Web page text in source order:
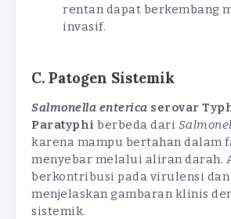
rentan dapat berkembang
invasif.
C. Patogen Sistemik
Salmonella enterica serovar
Paratyphi berbeda dari
karena mampu bertahan dalam
menyebar melalui aliran darah.
berkontribusi pada virulensi
menjelaskan gambaran klinis
sistemik.